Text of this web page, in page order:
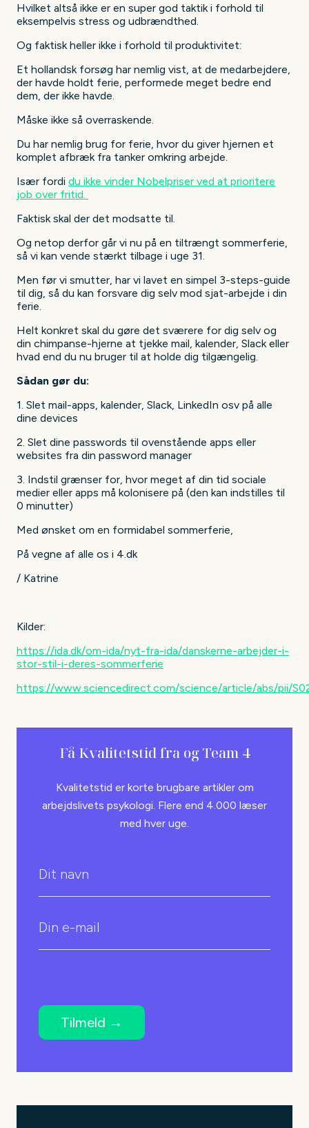
Hvilket altså ikke er en super god taktik i forhold til
eksempelvis stress og udbrændthed.
Og faktisk heller ikke i forhold til produktivitet:
Et hollandsk forsøg har nemlig vist, at de medarbejdere,
der havde holdt ferie, performede meget bedre end
dem, der ikke havde.
Måske ikke så overraskende.
Du har nemlig brug for ferie, hvor du giver hjernen et
komplet afbræk fra tanker omkring arbejde.
Især fordi du ikke vinder Nobelpriser ved at prioritere
job over fritid.
Faktisk skal der det modsatte til.
Og netop derfor går vi nu på en tiltrængt sommerferie,
så vi kan vende stærkt tilbage i uge 31.
Men før vi smutter, har vi lavet en simpel 3-steps-guide
til dig, så du kan forsvare dig selv mod sjat-arbejde i din
ferie.
Helt konkret skal du gøre det sværere for dig selv og
din chimpanse-hjerne at tjekke mail, kalender, Slack eller
hvad end du nu bruger til at holde dig tilgængelig.
Sådan gør du:
1. Slet mail-apps, kalender, Slack, LinkedIn osv på alle
dine devices
2. Slet dine passwords til ovenstående apps eller
websites fra din password manager
3. Indstil grænser for, hvor meget af din tid sociale
medier eller apps må kolonisere på (den kan indstilles til
0 minutter)
Med ønsket om en formidabel sommerferie,
På vegne af alle os i 4.dk
/ Katrine
Kilder:
https://ida.dk/om-ida/nyt-fra-ida/danskerne-arbejder-i-
stor-stil-i-deres-sommerferie
https://www.sciencedirect.com/science/article/abs/pii/
Få Kvalitetstid fra og Team 4
Kvalitetstid er korte brugbare artikler om
arbejdslivets psykologi. Flere end 4.000 læser
med hver uge.